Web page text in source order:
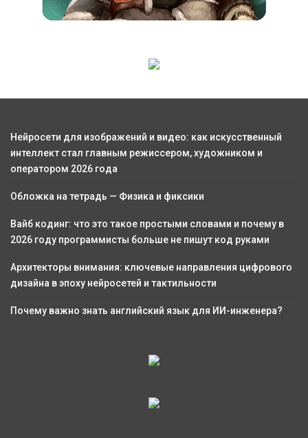
Нейросети для изображений и видео: как искусственный
интеллект стал главным режиссером, художником и
оператором 2026 года
Обложка на тетрадь — Физика и фиксики
Вайб кодинг: что это такое простыми словами и почему в
2026 году программисты больше не пишут код руками
Архитекторы внимания: ключевые направления цифрового
дизайна в эпоху нейросетей и тактильности
Почему важно знать английский язык для ИИ-инженера?